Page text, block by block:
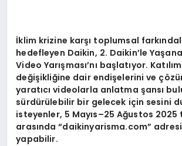
SIYASET
İklim krizine karşı toplumsal farkındal
hedefleyen Daikin, 2. Daikin’le
Video Yarışması’nı başlatıyor.
değişikliğine dair endişelerini ve
yaratıcı videolarla anlatma şansı
sürdürülebilir bir gelecek için sesini
isteyenler, 5 Mayıs–25 Ağustos
arasında“daikinyarisma.com”
yapabilir.